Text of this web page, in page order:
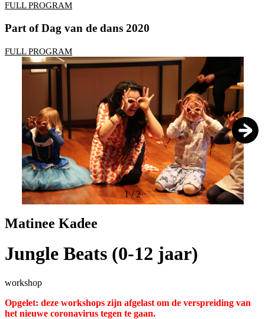
FULL PROGRAM
Part of Dag van de dans 2020
FULL PROGRAM
1/2
Matinee Kadee
Jungle Beats (0-12 jaar)
workshop
Opgelet: deze workshops zijn afgelast om de verspreiding van
het nieuwe coronavirus tegen te gaan.